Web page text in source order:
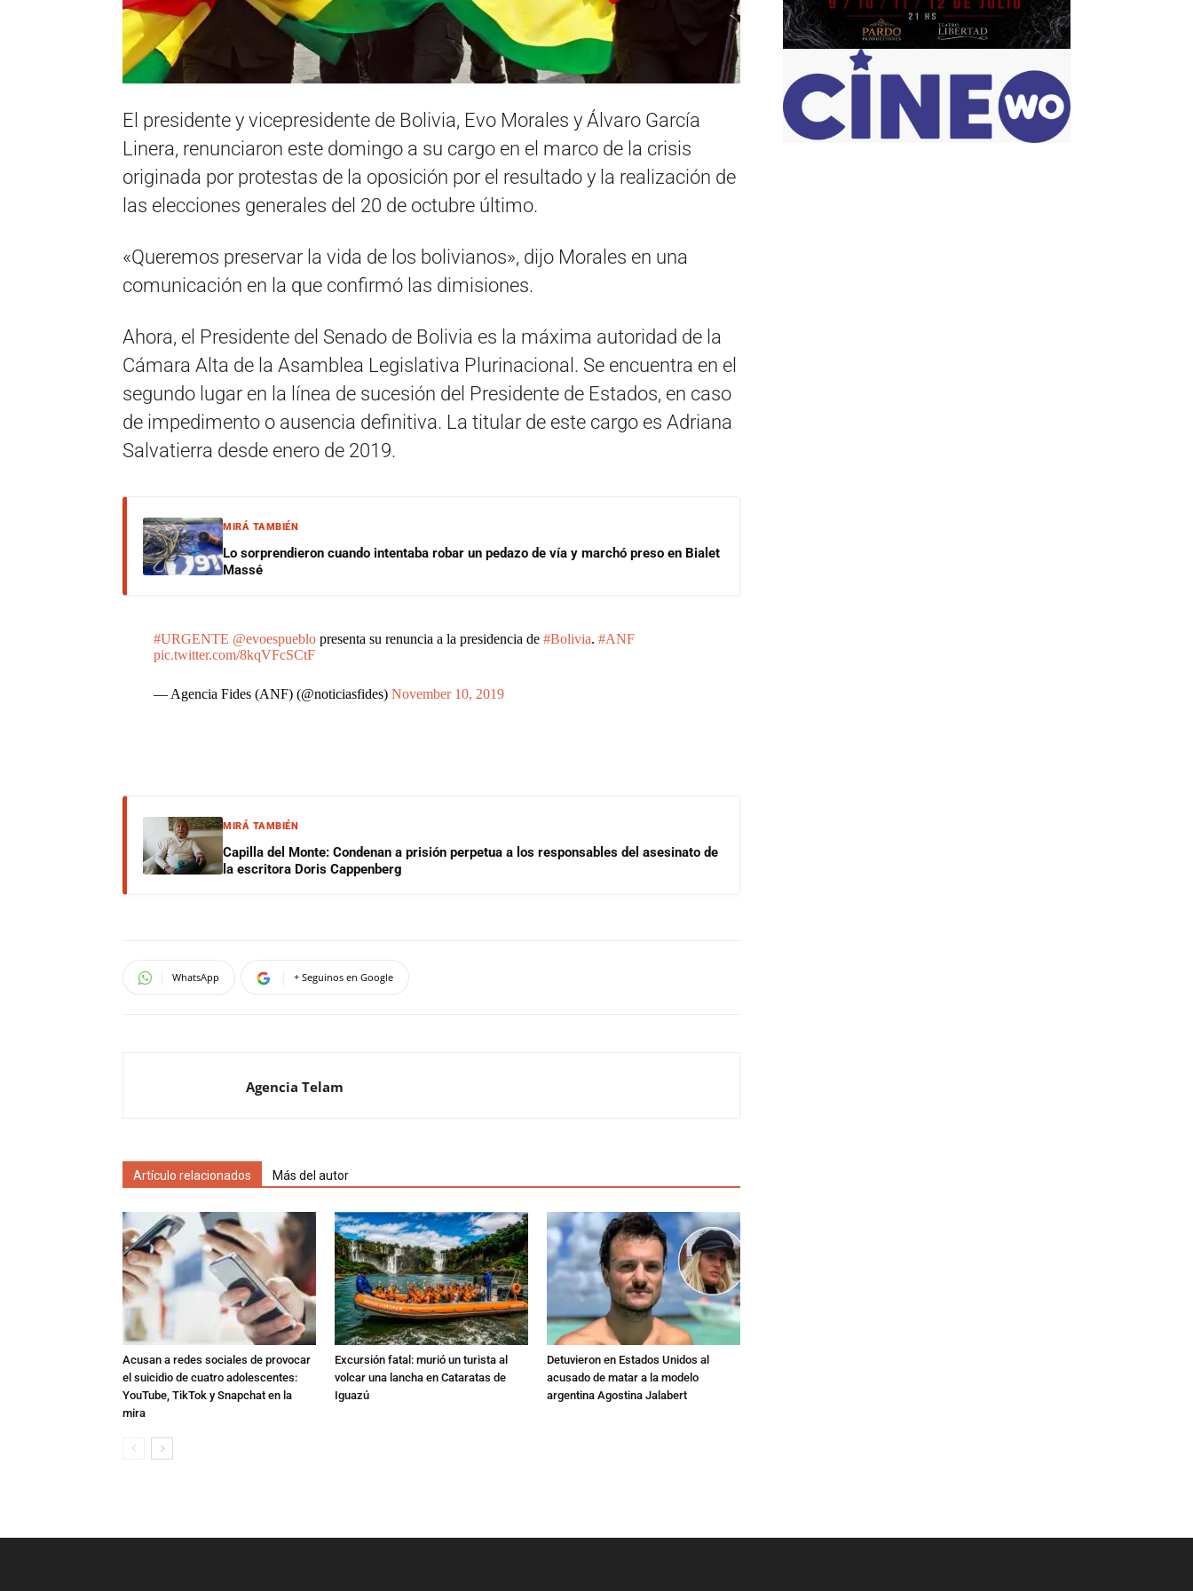
El presidente y vicepresidente de Bolivia, Evo Morales y Álvaro García
Linera, renunciaron este domingo a su cargo en el marco de la crisis
originada por protestas de la oposición por el resultado y la realización de
las elecciones generales del 20 de octubre último.
«Queremos preservar la vida de los bolivianos», dijo Morales en una
comunicación en la que confirmó las dimisiones.
Ahora, el Presidente del Senado de Bolivia es la máxima autoridad de la
Cámara Alta de la Asamblea Legislativa Plurinacional. Se encuentra en el
segundo lugar en la línea de sucesión del Presidente de Estados, en caso
de impedimento o ausencia definitiva. La titular de este cargo es Adriana
Salvatierra desde enero de 2019.
MIRÁ TAMBIÉN
Lo sorprendieron cuando intentaba robar un pedazo de vía y marchó preso en Bialet
Massé
#URGENTE @evoespueblopresenta su renuncia a la presidencia de #Bolivia. #ANF
pic.twitter.com/8kqVFcSCtF
— Agencia Fides (ANF) (@noticiasfides) November 10, 2019
MIRÁ TAMBIÉN
Capilla del Monte: Condenan a prisión perpetua a los responsables del asesinato de
la escritora Doris Cappenberg
WhatsApp + Seguinos en Google
Agencia Telam
Artículo relacionados Más del autor
Acusan a redes sociales de provocar
el suicidio de cuatro adolescentes:
YouTube, TikTok y Snapchat en la
mira
Excursión fatal: murió un turista al
volcar una lancha en Cataratas de
Iguazú
Detuvieron en Estados Unidos al
acusado de matar a la modelo
argentina Agostina Jalabert